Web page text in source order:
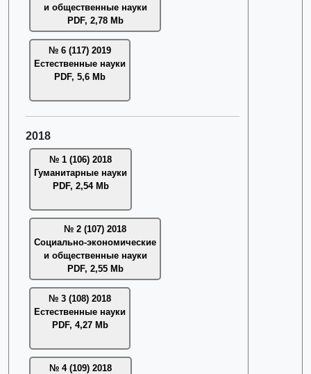
и общественные науки
PDF, 2,78 Mb
№ 6 (117) 2019
Естественные науки
PDF, 5,6 Mb
2018
№ 1 (106) 2018
Гуманитарные науки
PDF, 2,54 Mb
№ 2 (107) 2018
Социально-экономические
и общественные науки
PDF, 2,55 Mb
№ 3 (108) 2018
Естественные науки
PDF, 4,27 Mb
№ 4 (109) 2018